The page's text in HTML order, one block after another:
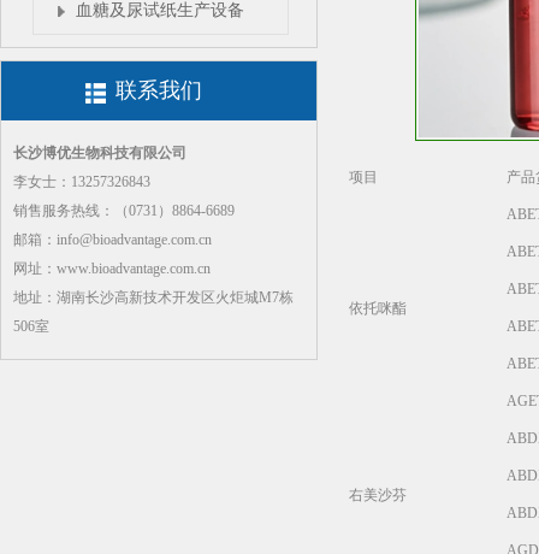
血糖及尿试纸生产设备
联系我们
长沙博优生物科技有限公司
李女士：13257326843
销售服务热线：（0731）8864-6689
邮箱：info@bioadvantage.com.cn
网址：www.bioadvantage.com.cn
地址：湖南长沙高新技术开发区火炬城M7栋
506室
项目 产品
依托咪酯
右美沙芬